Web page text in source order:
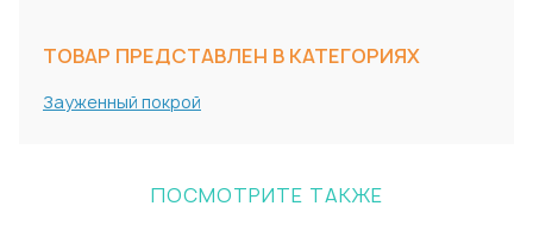
ТОВАР ПРЕДСТАВЛЕН В КАТЕГОРИЯХ
Зауженный покрой
ПОСМОТРИТЕ ТАКЖЕ